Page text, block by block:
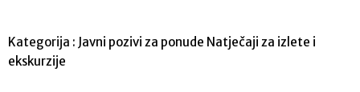
Kategorija : Javni pozivi za ponude Natječaji za izlete i
ekskurzije